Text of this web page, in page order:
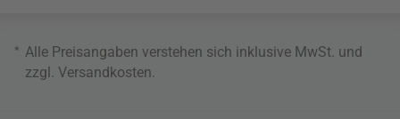
* Alle Preisangaben verstehen sich inklusive MwSt. und
zzgl. Versandkosten